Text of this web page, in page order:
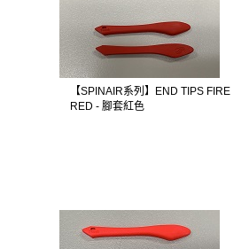
【SPINAIR系列】END TIPS FIRE
RED - 腳套紅色